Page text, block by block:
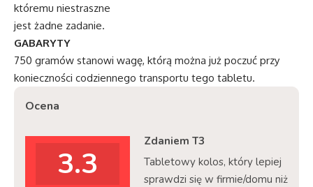
któremu niestraszne
jest żadne zadanie.
GABARYTY
750 gramów stanowi wagę, którą można już poczuć przy
konieczności codziennego transportu tego tabletu.
Ocena
3.3
Zdaniem T3
Tabletowy kolos, który lepiej
sprawdzi się w firmie/domu niż